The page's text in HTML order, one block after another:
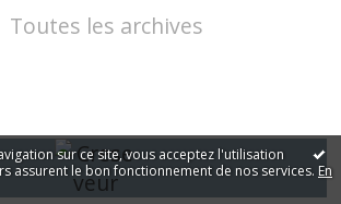
sur ce site, vous acceptez l'utilisation
assurent le bon fonctionnement de nos services. En
Toutes les archives